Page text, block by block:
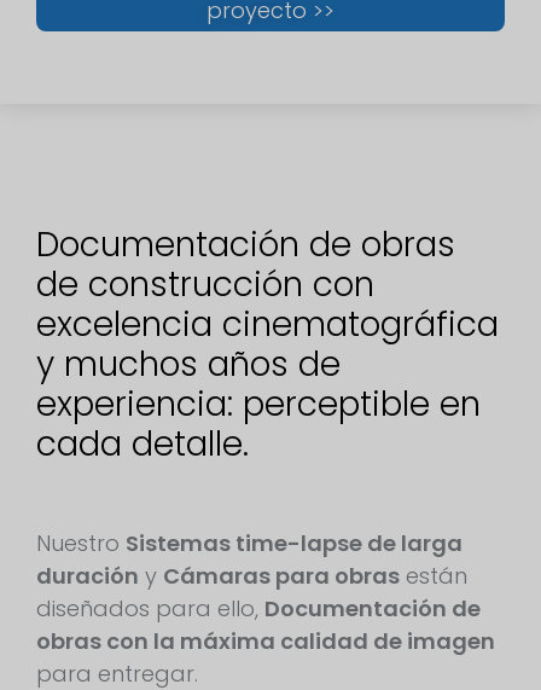
proyecto >>
Documentación de obras
de construcción con
excelencia cinematográfica
y muchos años de
experiencia: perceptible en
cada detalle.
Nuestro Sistemas time-lapse de larga
duración y Cámaras para obras están
diseñados para ello, Documentación de
obras con la máxima calidad de imagen
para entregar.